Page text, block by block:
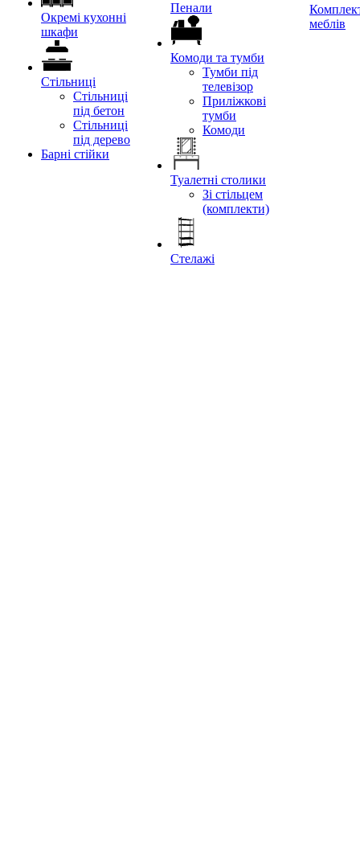
Окремі кухонні
шкафи
Стільниці
Стільниці
під бетон
Стільниці
під дерево
Барні стійки
Пенали
Комоди та тумби
Тумби під
телевізор
Приліжкові
тумби
Комоди
Туалетні столики
Зі стільцем
(комплекти)
Стелажі
меблів